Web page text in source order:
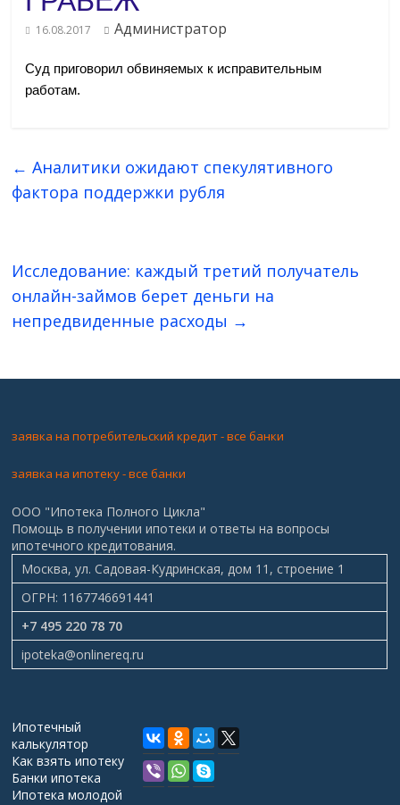
16.08.2017 Администратор
Суд приговорил обвиняемых к исправительным
работам.
← Аналитики ожидают спекулятивного
фактора поддержки рубля
Исследование: каждый третий получатель
онлайн-займов берет деньги на
непредвиденные расходы →
заявка на потребительский кредит - все банки
заявка на ипотеку - все банки
ООО "Ипотека Полного Цикла"
Помощь в получении ипотеки и ответы на вопросы
ипотечного кредитования.
Москва, ул. Садовая-Кудринская, дом 11, строение 1
ОГРН: 1167746691441
+7 495 220 78 70
ipoteka@onlinereq.ru
Ипотечный
калькулятор
Как взять ипотеку
Банки ипотека
Ипотека молодой